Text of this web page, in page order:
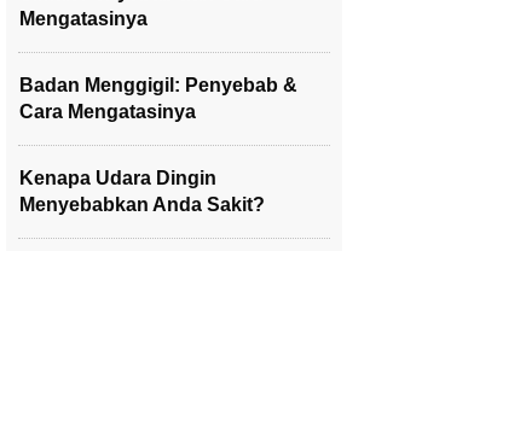
Mengatasinya
Badan Menggigil: Penyebab &
Cara Mengatasinya
Kenapa Udara Dingin
Menyebabkan Anda Sakit?